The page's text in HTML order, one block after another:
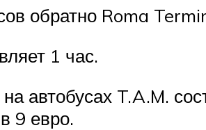
обратно Roma
1 час.
автобусах T.A.M.
9 евро.